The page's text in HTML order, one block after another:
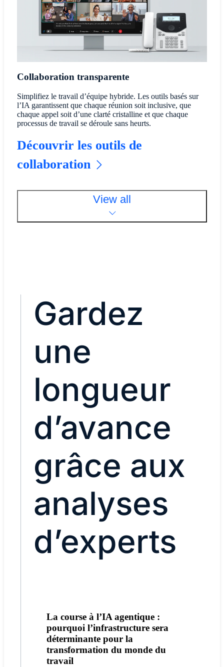
Collaboration transparente
Simplifiez le travail d’équipe hybride. Les outils basés sur
l’IA garantissent que chaque réunion soit inclusive, que
chaque appel soit d’une clarté cristalline et que chaque
processus de travail se déroule sans heurts.
Découvrir les outils de
collaboration
View all
Gardez
une
longueur
d’avance
grâce aux
analyses
d’experts
La course à l’IA agentique :
pourquoi l’infrastructure sera
déterminante pour la
transformation du monde du
travail